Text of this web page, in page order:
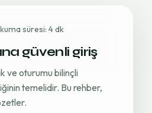
süresi: 4 dk
güvenli giriş
ve oturumu bilinçli
temelidir. Bu rehber,